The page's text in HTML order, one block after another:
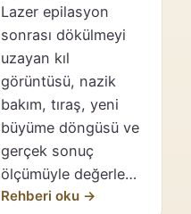
Lazer epilasyon
sonrası dökülmeyi
uzayan kıl
görüntüsü, nazik
bakım, tıraş, yeni
büyüme döngüsü ve
gerçek sonuç
ölçümüyle değerle…
Rehberi oku →